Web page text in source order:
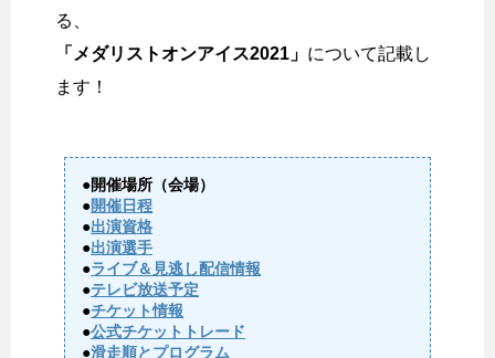
る、
「メダリストオンアイス2021」 について記載し
ます！
●開催場所（会場）
●開催日程
●出演資格
●出演選手
●ライブ＆見逃し配信情報
●テレビ放送予定
●チケット情報
●公式チケットトレード
●滑走順とプログラム